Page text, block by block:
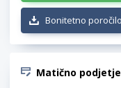
Bonitetno poročilo
Matično podjetje